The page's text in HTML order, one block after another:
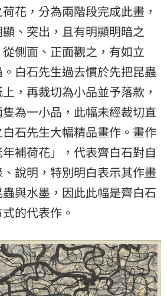
花，分為兩階段完成此畫，
、突出，且有明顯明暗之
側面、正面觀之，有如立
白石先生過去慣於先把昆蟲
，再裁切為小品並予落款，
為一小品，此幅未經裁切直
石先生大幅精品畫作。畫作
補荷花」，代表齊白石對自
說明，特別明白表示其作畫
與水墨，因此此幅是齊白石
的代表作。